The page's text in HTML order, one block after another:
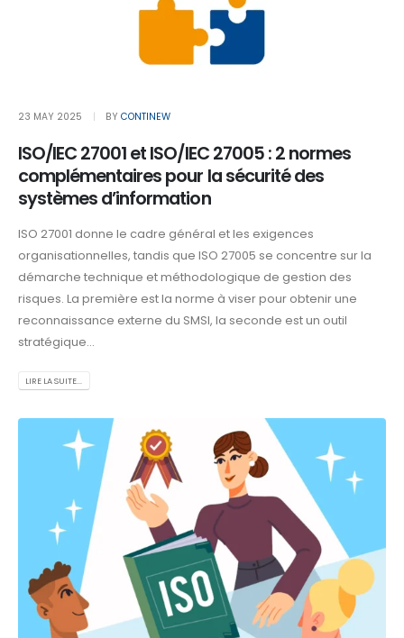
23 MAY 2025 BY CONTINEW
ISO/IEC 27001 et ISO/IEC 27005 : 2 normes
complémentaires pour la sécurité des
systèmes d’information
ISO 27001 donne le cadre général et les exigences
organisationnelles, tandis que ISO 27005 se concentre sur la
démarche technique et méthodologique de gestion des
risques. La première est la norme à viser pour obtenir une
reconnaissance externe du SMSI, la seconde est un outil
stratégique...
LIRE LA SUITE...